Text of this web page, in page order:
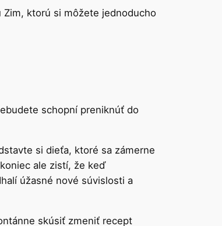
ktorú si môžete jednoducho
schopní preniknúť do
si dieťa, ktoré sa zámerne
ale zistí, že keď
úžasné nové súvislosti a
skúsiť zmeniť recept